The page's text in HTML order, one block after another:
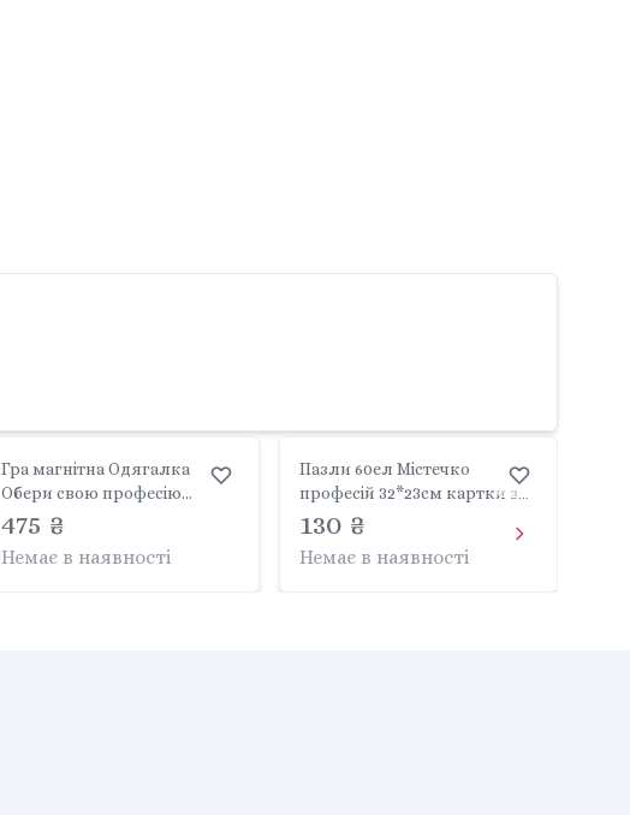
Гра магнітна Одягалка
Обери свою професію
26магнітів 9 професій в
коробці 22*18*5см QB600-005
Україна
475 ₴
Немає в наявності
Пазли 60ел Містечко
професій 32*23см картки з
завданнями у коробці
18*15*6,5см 300662 Dodo
130 ₴
Немає в наявності